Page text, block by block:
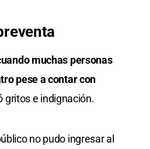
muchas personas
pese a contar con
gritos e indignación.
no pudo ingresar al